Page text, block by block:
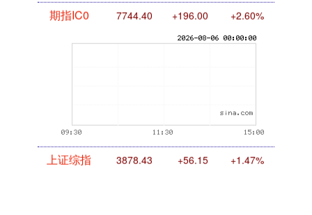
期指IC0 7744.40 +196.00 +2.60%
上证综指 3878.43 +56.15 +1.47%